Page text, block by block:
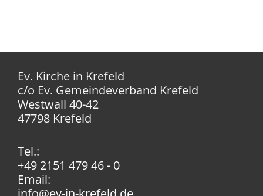
Ev. Kirche in Krefeld
c/o Ev. Gemeindeverband Krefeld
Westwall 40-42
47798 Krefeld
Tel.:
+49 2151 479 46 - 0
Email: